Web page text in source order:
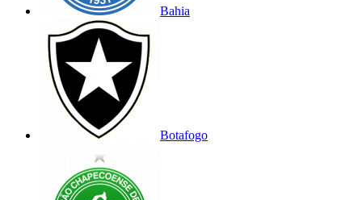
Bahia
Botafogo